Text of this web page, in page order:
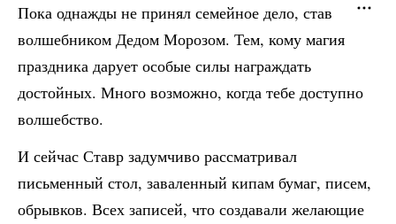
Пока однажды не принял семейное дело, став
волшебником Дедом Морозом. Тем, кому магия
праздника дарует особые силы награждать
достойных. Много возможно, когда тебе доступно
волшебство.
И сейчас Ставр задумчиво рассматривал
письменный стол, заваленный кипам бумаг, писем,
обрывков. Всех записей, что создавали желающие